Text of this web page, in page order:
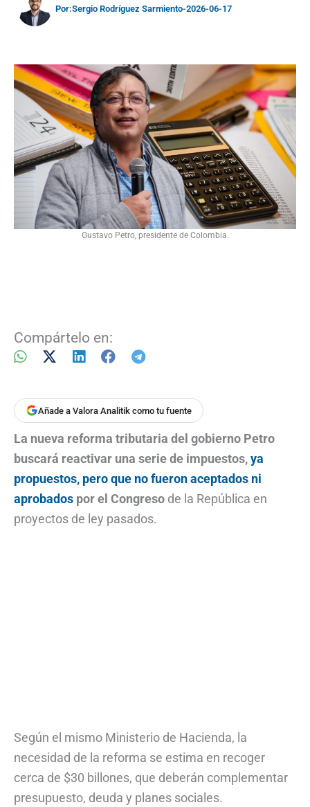
Por:Sergio Rodríguez Sarmiento-2026-06-17
Gustavo Petro, presidente de Colombia.
Compártelo en:
Añade a Valora Analitik como tu fuente
La nueva reforma tributaria del gobierno Petro
buscará reactivar una serie de impuestos,ya
propuestos, pero que no fueron aceptados ni
aprobados por el Congreso de la República en
proyectos de ley pasados.
Según el mismo Ministerio de Hacienda, la
necesidad de la reforma se estima en recoger
cerca de $30 billones, que deberán complementar
presupuesto, deuda y planes sociales.